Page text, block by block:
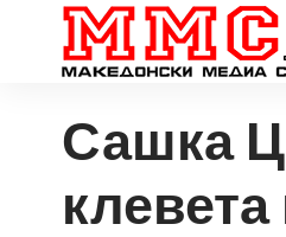
Сашка